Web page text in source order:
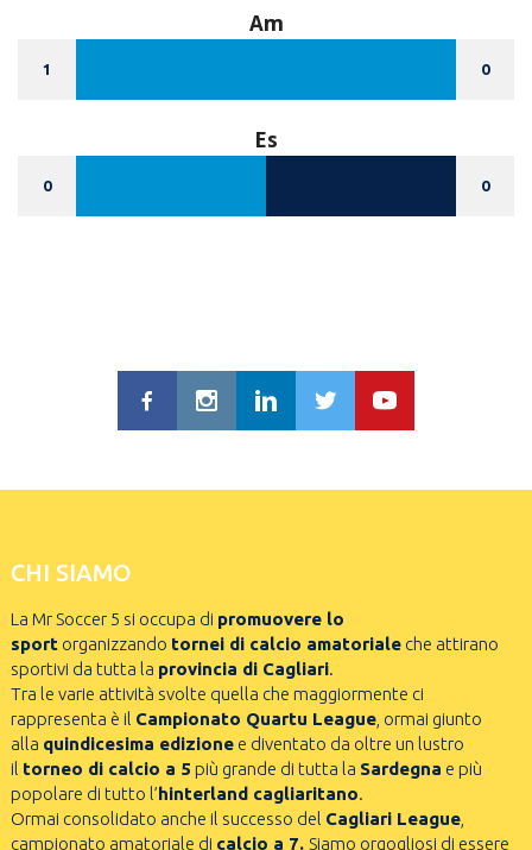
Am
1 0
Es
0 0
CHI SIAMO
La Mr Soccer 5 si occupa di promuovere lo
sportorganizzando tornei di calcio amatorialeche attirano
sportivi da tutta la provincia di Cagliari.
Tra le varie attività svolte quella che maggiormente ci
rappresenta è il Campionato Quartu League, ormai giunto
alla quindicesima edizionee diventato da oltre un lustro
il torneo di calcio a 5 più grande di tutta la Sardegna e più
popolare di tutto l’hinterland cagliaritano.
Ormai consolidato anche il successo del Cagliari League,
campionato amatoriale di calcio a 7. Siamo orgogliosi di essere